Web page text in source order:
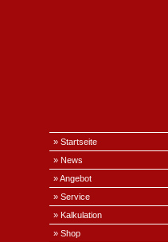
» Startseite
» News
» Angebot
» Service
» Kalkulation
» Shop